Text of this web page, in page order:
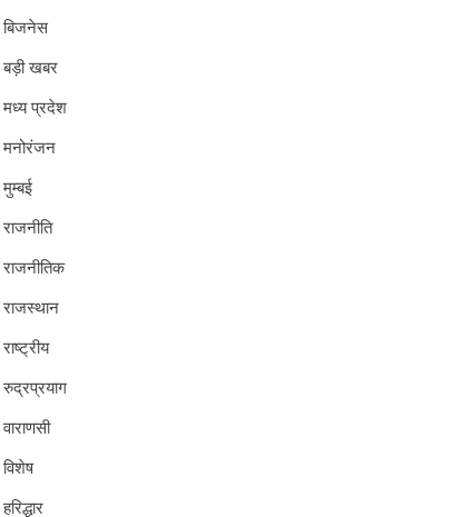
बिजनेस
बड़ी खबर
मध्य प्रदेश
मनोरंजन
मुम्बई
राजनीति
राजनीतिक
राजस्थान
राष्ट्रीय
रुद्रप्रयाग
वाराणसी
विशेष
हरिद्धार